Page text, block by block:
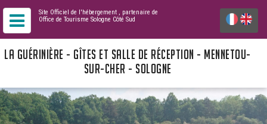
Site Officiel de l'hébergement , partenaire de
Office de Tourisme Sologne Côté Sud
LA GUÉRINIÈRE - GÎTES ET SALLE DE RÉCEPTION - MENNETOU-
SUR-CHER - SOLOGNE